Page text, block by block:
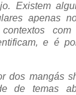
Existem
apenas
contextos
e é
dos mangás
de temas